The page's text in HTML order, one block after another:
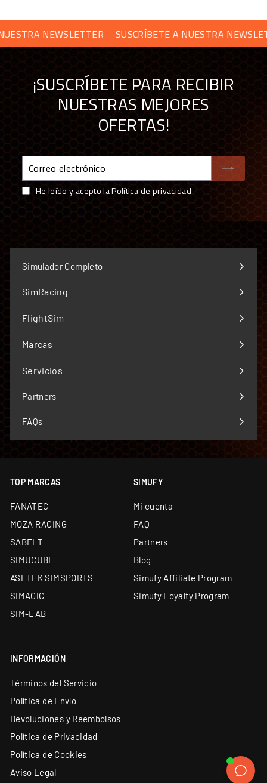
todos los productos
NEWSLETTER SUSCRÍBETE A NUESTRA
¡SUSCRÍBETE PARA RECIBIR
NUESTRAS MEJORES
OFERTAS!
Correo
electrónico
He leído y acepto laPolítica de privacidad
Simulador Completo
SimRacing
Expandir
menú
FlightSim
Expandir
menú
Marcas
Expandir
menú
Servicios
Expandir
menú
Partners
FAQs
TOP MARCAS
FANATEC
MOZA RACING
SABELT
SIMUCUBE
ASETEK SIMSPORTS
SIMAGIC
SIM-LAB
SIMUFY
Mi cuenta
FAQ
Partners
Blog
Simufy Affiliate Program
Simufy Loyalty Program
INFORMACIÓN
Términos del Servicio
Política de Envío
Devoluciones y Reembolsos
Política de Privacidad
Política de Cookies
Aviso Legal